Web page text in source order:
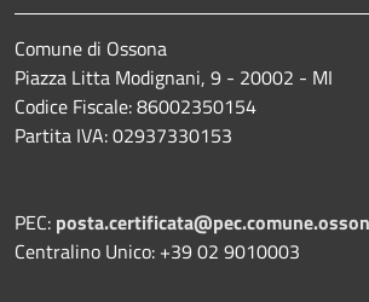
Comune di Ossona
Piazza Litta Modignani, 9 - 20002 - MI
Codice Fiscale: 86002350154
Partita IVA: 02937330153
PEC:
Centralino Unico: +39 02 9010003